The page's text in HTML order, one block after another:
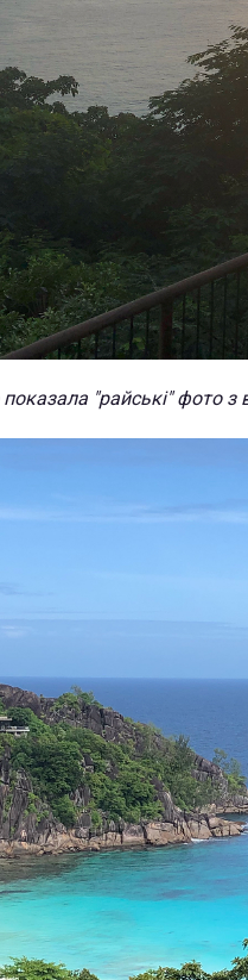
"райські" фото